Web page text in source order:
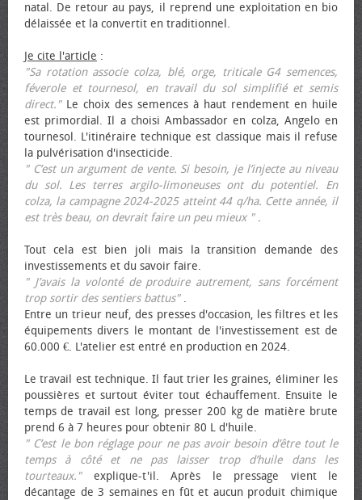
natal. De retour au pays, il reprend une exploitation en bio
délaissée et la convertit en traditionnel.
Je cite l'article :
"Sa rotation associe colza, blé, orge, triticale G4 semences,
féverole et tournesol, en travail du sol simplifié et semis
direct."Le choix des semences à haut rendement en huile
est primordial. Il a choisi Ambassador en colza, Angelo en
tournesol. L'itinéraire technique est classique mais il refuse
la pulvérisation d'insecticide.
" C’est un argument de vente. Si besoin, je l’injecte au niveau
du sol. Les terres argilo-limoneuses ont du potentiel. En
colza, la campagne 2024-2025 atteint 44 q/ha. Cette année, il
est très beau, on devrait faire un peu mieux ".
Tout cela est bien joli mais la transition demande des
investissements et du savoir faire.
" J’avais la volonté de produire autrement, sans forcément
trop sortir des sentiers battus".
Entre un trieur neuf, des presses d'occasion, les filtres et les
équipements divers le montant de l'investissement est de
60.000 €. L'atelier est entré en production en 2024.
Le travail est technique. Il faut trier les graines, éliminer les
poussières et surtout éviter tout échauffement. Ensuite le
temps de travail est long, presser 200 kg de matière brute
prend 6 à 7 heures pour obtenir 80 L d'huile.
" C’est le bon réglage pour ne pas avoir besoin d’être tout le
temps à côté et ne pas laisser trop d’huile dans les
tourteaux."explique-t'il. Après le pressage vient le
décantage de 3 semaines en fût et aucun produit chimique